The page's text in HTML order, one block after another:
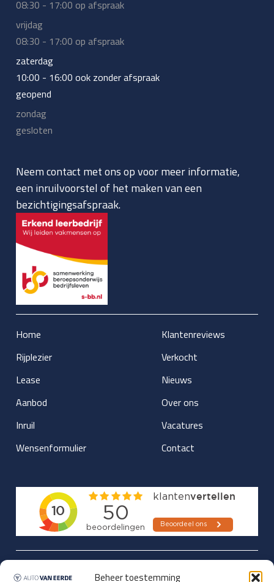
Beheer toestemming
08:30 - 17:00 op afspraak
vrijdag
08:30 - 17:00 op afspraak
zaterdag
10:00 - 16:00 ook zonder afspraak
geopend
zondag
gesloten
Neem contact met ons op voor meer informatie,
een inruilvoorstel of het maken van een
bezichtigingsafspraak.
Home
Rijplezier
Lease
Aanbod
Inruil
Wensenformulier
Klantenreviews
Verkocht
Nieuws
Over ons
Vacatures
Contact
Updates over nieuwbinnen-komers